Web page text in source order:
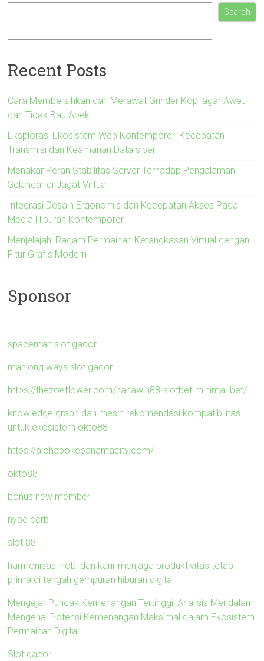
Search
Recent Posts
Cara Membersihkan dan Merawat Grinder Kopi agar Awet
dan Tidak Bau Apek
Eksplorasi Ekosistem Web Kontemporer: Kecepatan
Transmisi dan Keamanan Data siber
Menakar Peran Stabilitas Server Terhadap Pengalaman
Selancar di Jagat Virtual
Integrasi Desain Ergonomis dan Kecepatan Akses Pada
Media Hiburan Kontemporer
Menjelajahi Ragam Permainan Ketangkasan Virtual dengan
Fitur Grafis Modern
Sponsor
spaceman slot gacor
mahjong ways slot gacor
https://thezoeflower.com/hahawin88-slotbet-minimal-bet/
knowledge graph dan mesin rekomendasi kompatibilitas
untuk ekosistem okto88
https://alohapokepanamacity.com/
okto88
bonus new member
nypd ccrb
slot 88
harmonisasi hobi dan karir menjaga produktivitas tetap
prima di tengah gempuran hiburan digital
Mengejar Puncak Kemenangan Tertinggi: Analisis Mendalam
Mengenai Potensi Kemenangan Maksimal dalam Ekosistem
Permainan Digital
Slot gacor